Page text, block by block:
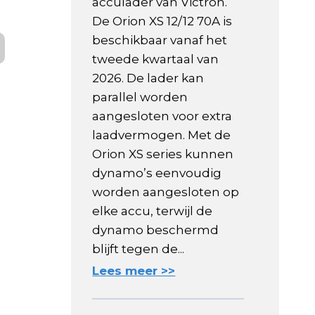
De Orion XS 12/12 70A is
beschikbaar vanaf het
tweede kwartaal van
2026. De lader kan
parallel worden
aangesloten voor extra
laadvermogen. Met de
Orion XS series kunnen
dynamo’s eenvoudig
worden aangesloten op
elke accu, terwijl de
dynamo beschermd
blijft tegen de...
Lees meer >>